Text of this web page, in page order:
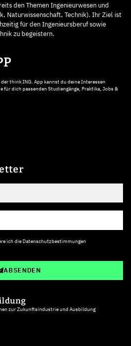
den Themen Ingenieurwesen und
Naturwissenschaft, Technik). Ihr Ziel ist
für den Ingenieursberuf sowie
zu begeistern.
think ING. App kannst du deine Interessen
für dich passenden Studiengänge, Praktika, Jobs &
ich die Datenschutzbestimmungen
ABSENDEN
zur Zukunftsindustrie und Ausbildung